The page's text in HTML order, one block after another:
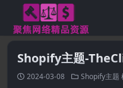
Shopify主题-
2024-03-08 Shopify主题